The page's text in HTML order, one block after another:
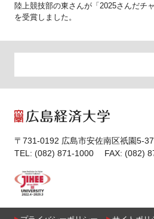
陸上競技部の東さんが「2025さんだチ
を受賞しました。
〒731-0192 広島市安佐南区祇園5-
TEL: (082) 871-1000 FAX: (082)